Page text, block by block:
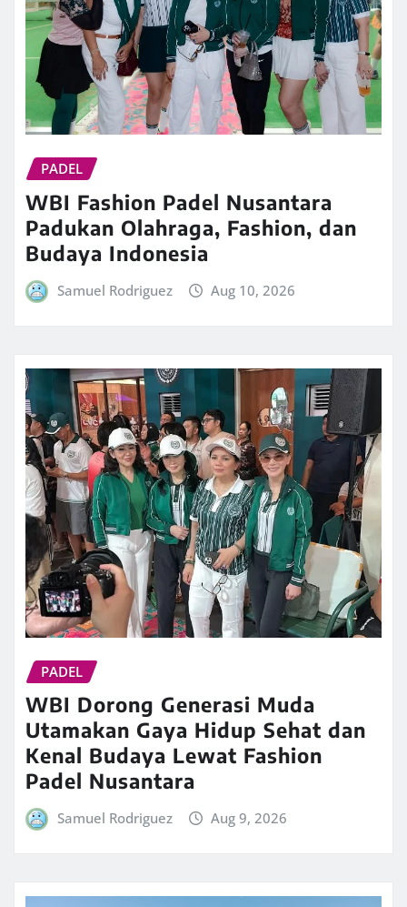
PADEL
WBI Fashion Padel Nusantara
Padukan Olahraga, Fashion, dan
Budaya Indonesia
Samuel Rodriguez Aug 10, 2026
PADEL
WBI Dorong Generasi Muda
Utamakan Gaya Hidup Sehat dan
Kenal Budaya Lewat Fashion
Padel Nusantara
Samuel Rodriguez Aug 9, 2026